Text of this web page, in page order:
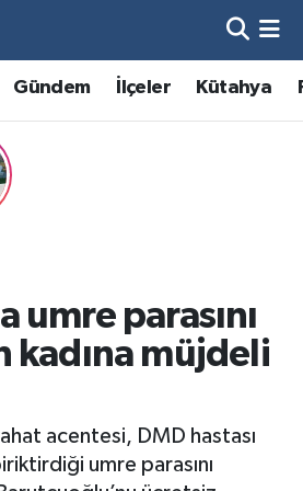
Gündem İlçeler Kütahya
umre parasını
kadına müjdeli
acentesi, DMD hastası
umre parasını
ve Fikstür